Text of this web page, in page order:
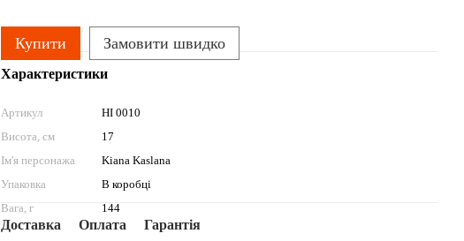
Купити Замовити швидко
Характеристики
Артикул
HI 0010
Висота, см
17
Ім'я персонажа
Kiana Kaslana
Упаковка
В коробці
Вага, г
144
Доставка Оплата Гарантія